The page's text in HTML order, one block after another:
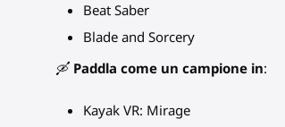
Beat Saber
Blade and Sorcery
🛶 Paddla come un campione in:
Kayak VR: Mirage